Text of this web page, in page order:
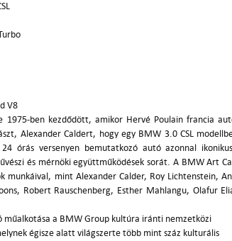
V8
ben kezdődött, amikor Hervé Poulain francia
Alexander Caldert, hogy egy BMW 3.0 CSL
órás versenyen bemutatkozó autó azonnal
és mérnöki együttműködések sorát. A BMW Art
munkáival, mint Alexander Calder, Roy Lichtenstein,
Robert Rauschenberg, Esther Mahlangu, Olafur
műalkotása a BMW Group kultúra iránti nemzetközi
égisze alatt világszerte több mint száz kulturális